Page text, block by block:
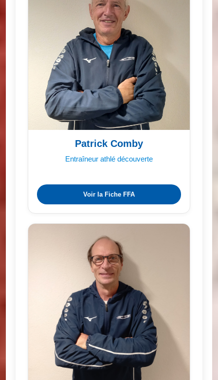
Patrick Comby
Entraîneur athlé découverte
Voir la Fiche FFA